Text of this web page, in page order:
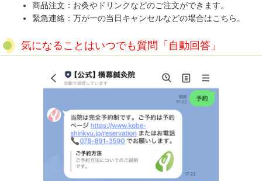
商品注文：お灸やドリンクなどのご注文ができます。
緊急連絡：万が一の当日キャンセルなどの場合はこちら。
気になることはいつでも質問「自動回答」